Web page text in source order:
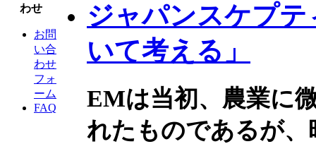
わせ
お問
い合
わせ
フォ
ーム
FAQ
ジャパンスケプ
いて考える」
EMは当初、農業に
れたものであるが